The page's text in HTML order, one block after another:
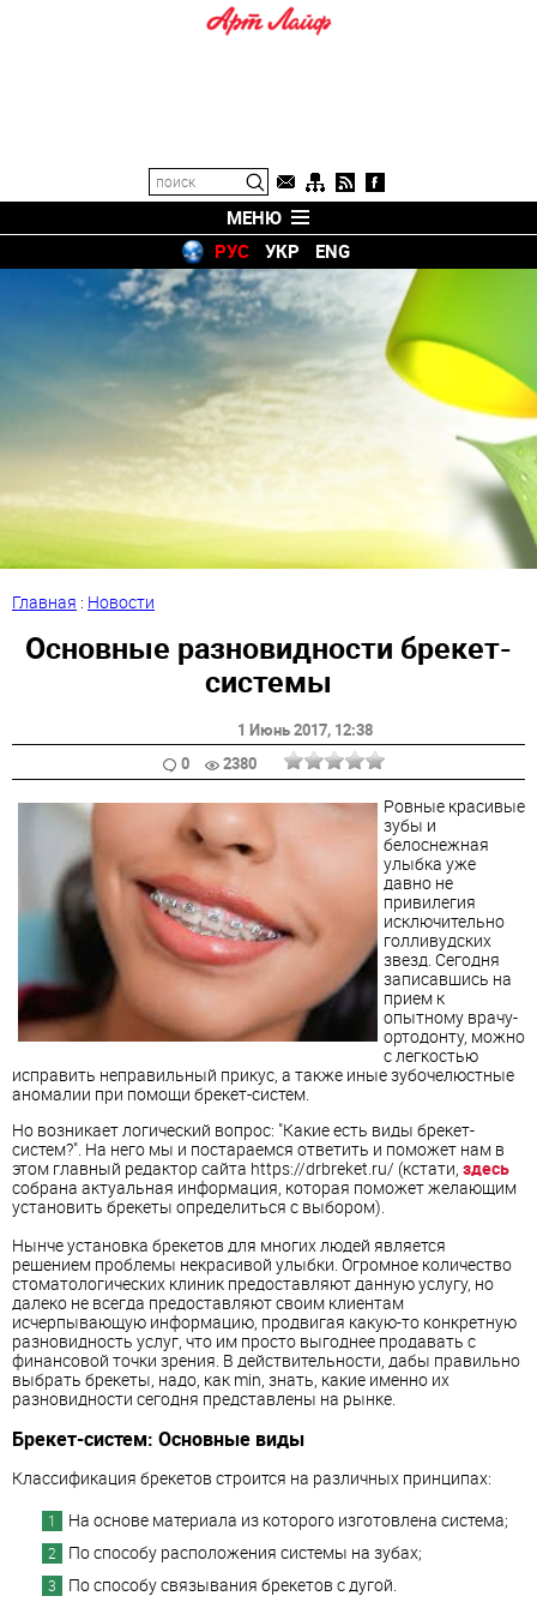
МЕНЮ
РУС
УКР ENG
Главная : Новости
Основные разновидности брекет-
системы
1 Июнь 2017, 12:38
0
2380
Ровные красивые
зубы и
белоснежная
улыбка уже
давно не
привилегия
исключительно
голливудских
звезд. Сегодня
записавшись на
прием к
опытному врачу-
ортодонту, можно
с легкостью
исправить неправильный прикус, а также иные зубочелюстные
аномалии при помощи брекет-систем.
Но возникает логический вопрос: "Какие есть виды брекет-
систем?". На него мы и постараемся ответить и поможет нам в
этом главный редактор сайта https://drbreket.ru/ (кстати, здесь
собрана актуальная информация, которая поможет желающим
установить брекеты определиться с выбором).
Нынче установка брекетов для многих людей является
решением проблемы некрасивой улыбки. Огромное количество
стоматологических клиник предоставляют данную услугу, но
далеко не всегда предоставляют своим клиентам
исчерпывающую информацию, продвигая какую-то конкретную
разновидность услуг, что им просто выгоднее продавать с
финансовой точки зрения. В действительности, дабы правильно
выбрать брекеты, надо, как min, знать, какие именно их
разновидности сегодня представлены на рынке.
Брекет-систем: Основные виды
Классификация брекетов строится на различных принципах:
На основе материала из которого изготовлена система;
По способу расположения системы на зубах;
По способу связывания брекетов с дугой.